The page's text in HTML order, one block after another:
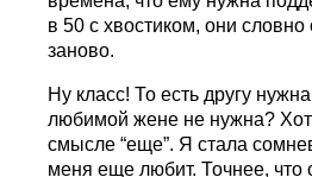
в 50 с хвостиком, они
заново.
Ну класс! То есть другу
любимой жене не нужна?
смысле “еще”. Я стала
меня еще любит. Точнее, что